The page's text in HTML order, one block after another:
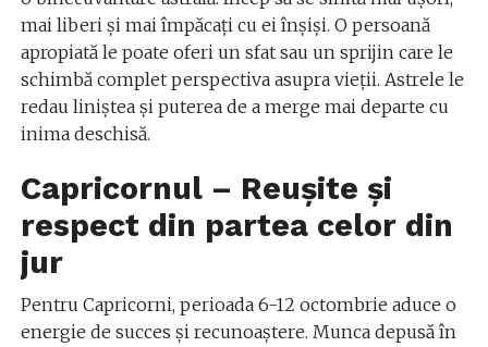
mai liberi și mai împăcați cu ei înșiși. O persoană
apropiată le poate oferi un sfat sau un sprijin care le
schimbă complet perspectiva asupra vieții. Astrele le
redau liniștea și puterea de a merge mai departe cu
inima deschisă.
Capricornul – Reușite și
respect din partea celor din
jur
Pentru Capricorni, perioada 6-12 octombrie aduce o
energie de succes și recunoaștere. Munca depusă în